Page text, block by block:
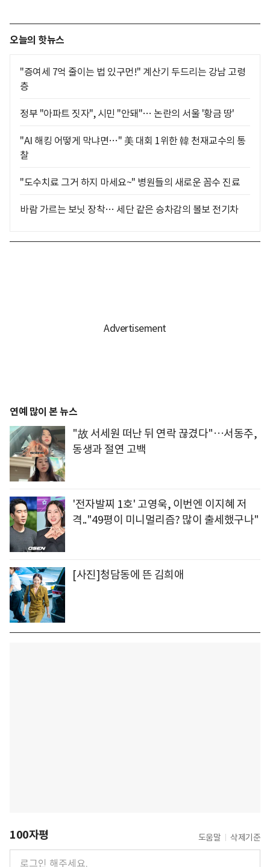
오늘의 핫뉴스
"증여세 7억 줄이는 법 있구먼!" 계산기 두드리는 강남 고령
층
정부 "아파트 짓자", 시민 "안돼"… 논란의 서울 '황금 땅'
"AI 해킹 어떻게 막냐면…" 美 대회 1위한 韓 천재교수의 통
찰
"도수치료 그거 하지 마세요~" 병원들의 새로운 꼼수 진료
바람 가르는 보닛 장착… 세단 같은 승차감의 볼보 전기차
연예 많이 본 뉴스
"故 서세원 떠난 뒤 연락 끊겼다"…서동주,
동생과 절연 고백
'전자발찌 1호' 고영욱, 이번엔 이지혜 저
격.."49평이 미니멀리즘? 많이 출세했구나"
[사진]청담동에 뜬 김희애
100자평 도움말 삭제기준